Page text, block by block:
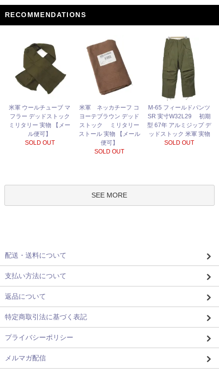
RECOMMENDATIONS
米軍 ウールチューブ マ
フラー デッドストック
ミリタリー 実物 【メー
ル便可】
SOLD OUT
米軍 ネッカチーフ コ
ヨーテブラウン デッド
ストック ミリタリー
ストール 実物 【メール
便可】
SOLD OUT
M-65 フィールドパンツ
SR 実寸W32L29 初期
型 67年 アルミジップ デ
ッドストック 米軍 実物
SOLD OUT
SEE MORE
配送・送料について
支払い方法について
返品について
特定商取引法に基づく表記
プライバシーポリシー
メルマガ配信